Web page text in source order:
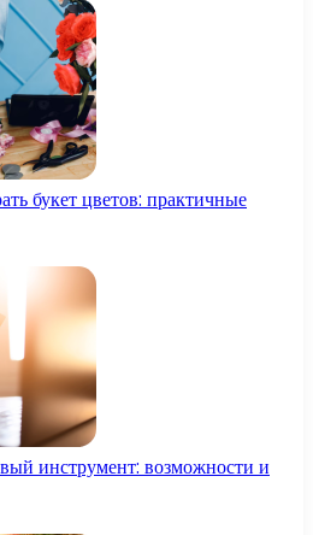
букет цветов: практичные
инструмент: возможности и